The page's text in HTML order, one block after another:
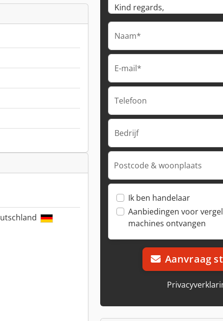
Naam*
E-mail*
Telefoon
Bedrijf
Postcode & woonplaats
Ik ben handelaar
Aanbiedingen voor
machines ontvangen
Aanvraag